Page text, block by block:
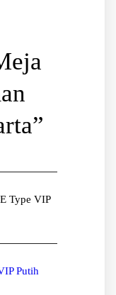
”
Type VIP
Putih